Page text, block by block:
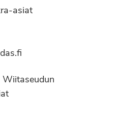
asiat
Wiitaseudun